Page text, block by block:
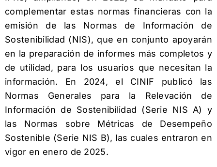
complementar estas normas financieras con la
emisión de las Normas de Información de
Sostenibilidad (NIS), que en conjunto apoyarán
en la preparación de informes más completos y
de utilidad, para los usuarios que necesitan la
información. En 2024, el CINIF publicó las
Normas Generales para la Relevación de
Información de Sostenibilidad (Serie NIS A) y
las Normas sobre Métricas de Desempeño
Sostenible (Serie NIS B), las cuales entraron en
vigor en enero de 2025.